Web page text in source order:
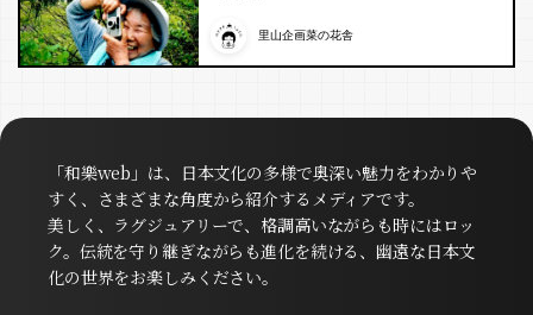
里山企画菜の花舎
「和樂web」は、日本文化の多様で奥深い魅力をわかりや
すく、さまざまな角度から紹介するメディアです。
美しく、ラグジュアリーで、格調高いながらも時にはロッ
ク。伝統を守り継ぎながらも進化を続ける、幽遠な日本文
化の世界をお楽しみください。